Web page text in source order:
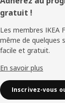
de
page
gratuit !
Les membres IKEA
même de quelques
facile et gratuit.
En savoir plus
Inscrivez-vous